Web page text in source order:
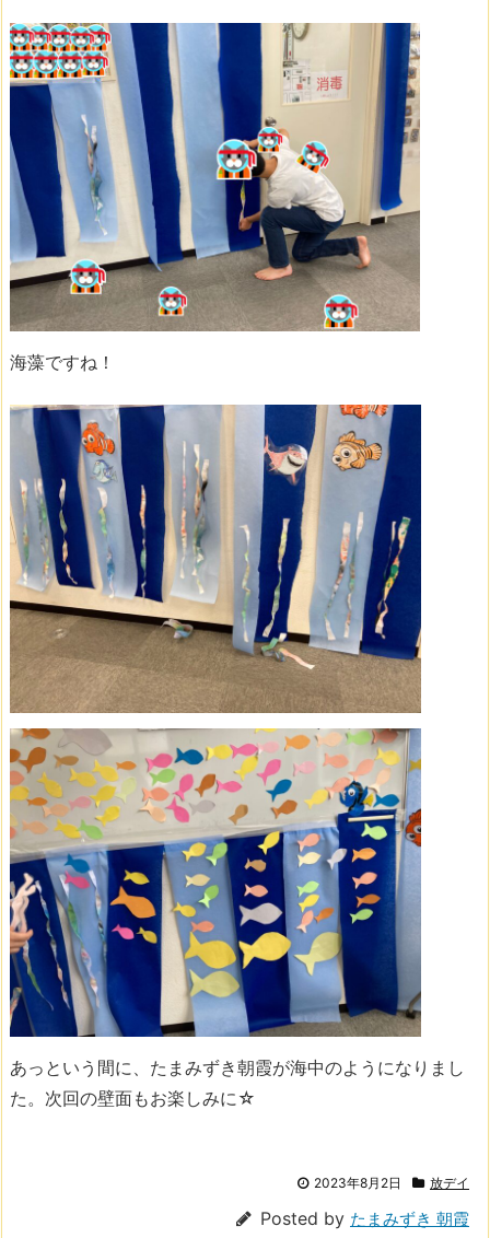
海藻ですね！
あっという間に、たまみずき朝霞が海中のようになりまし
た。次回の壁面もお楽しみに☆
2023年8月2日 放デイ
Posted by たまみずき 朝霞